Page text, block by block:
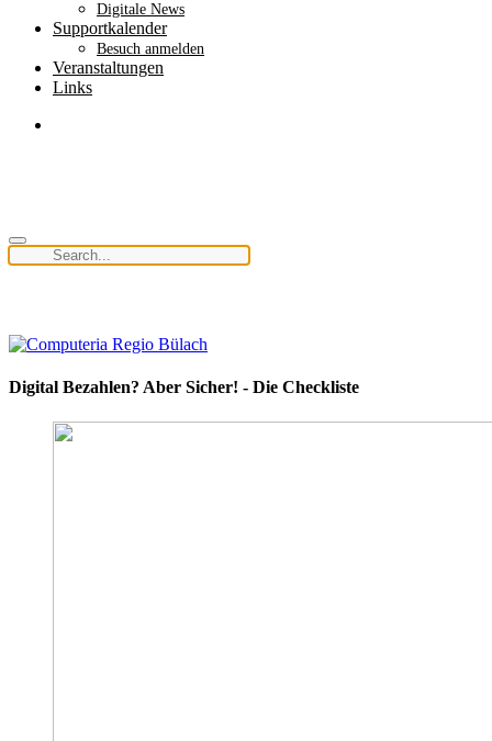
Digitale News
Supportkalender
Besuch anmelden
Veranstaltungen
Links
Digital Bezahlen? Aber Sicher! - Die Checkliste